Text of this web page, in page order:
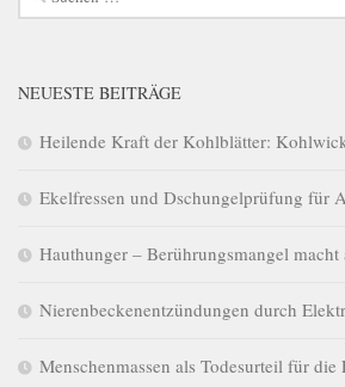
nach:
NEUESTE BEITRÄGE
Heilende Kraft der Kohlblätter:
Ekelfressen und Dschungelprüfung für
Hauthunger – Berührungsmangel
Nierenbeckenentzündungen durch
Menschenmassen als Todesurteil für die